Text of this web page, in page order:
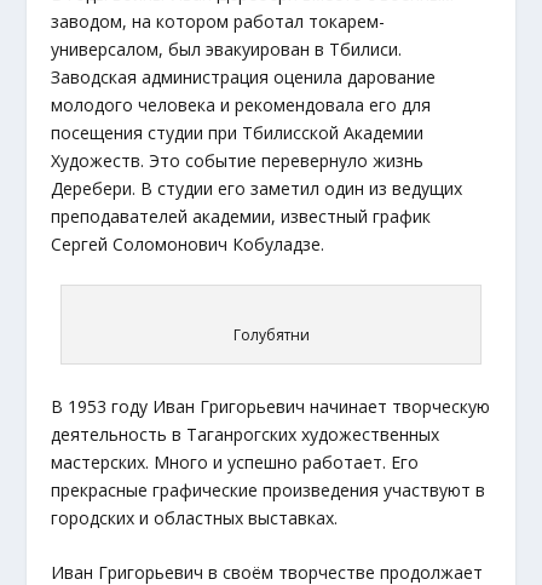
заводом, на котором работал токарем-
универсалом, был эвакуирован в Тбилиси.
Заводская администрация оценила дарование
молодого человека и рекомендовала его для
посещения студии при Тбилисской Академии
Художеств. Это событие перевернуло жизнь
Деребери. В студии его заметил один из ведущих
преподавателей академии, известный график
Сергей Соломонович Кобуладзе.
Голубятни
B 1953 году Иван Григорьевич начинает творческую
деятельность в Таганрогских художественных
мастерских. Много и успешно работает. Его
прекрасные графические произведения участвуют в
городских и областных выставках.
Иван Григорьевич в своём творчестве продолжает